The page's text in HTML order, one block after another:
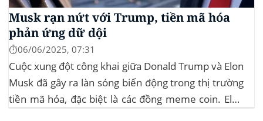
Musk rạn nứt với Trump, tiền mã hóa
phản ứng dữ dội
⏱️06/06/2025, 07:31
Cuộc xung đột công khai giữa Donald Trump và Elon
Musk đã gây ra làn sóng biến động trong thị trường
tiền mã hóa, đặc biệt là các đồng meme coin. Elon